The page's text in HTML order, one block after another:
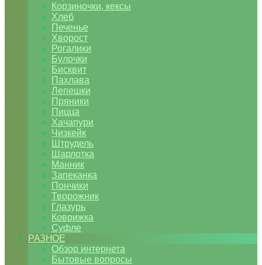
Корзиночки, кексы
Хлеб
Печенье
Хворост
Рогалики
Булочки
Бисквит
Пахлава
Лепешки
Пряники
Пицца
Хачапури
Чизкейк
Штрудель
Шарлотка
Манник
Запеканка
Пончики
Творожник
Глазурь
Коврижка
Суфле
РАЗНОЕ
Обзор интернета
Бытовые вопросы